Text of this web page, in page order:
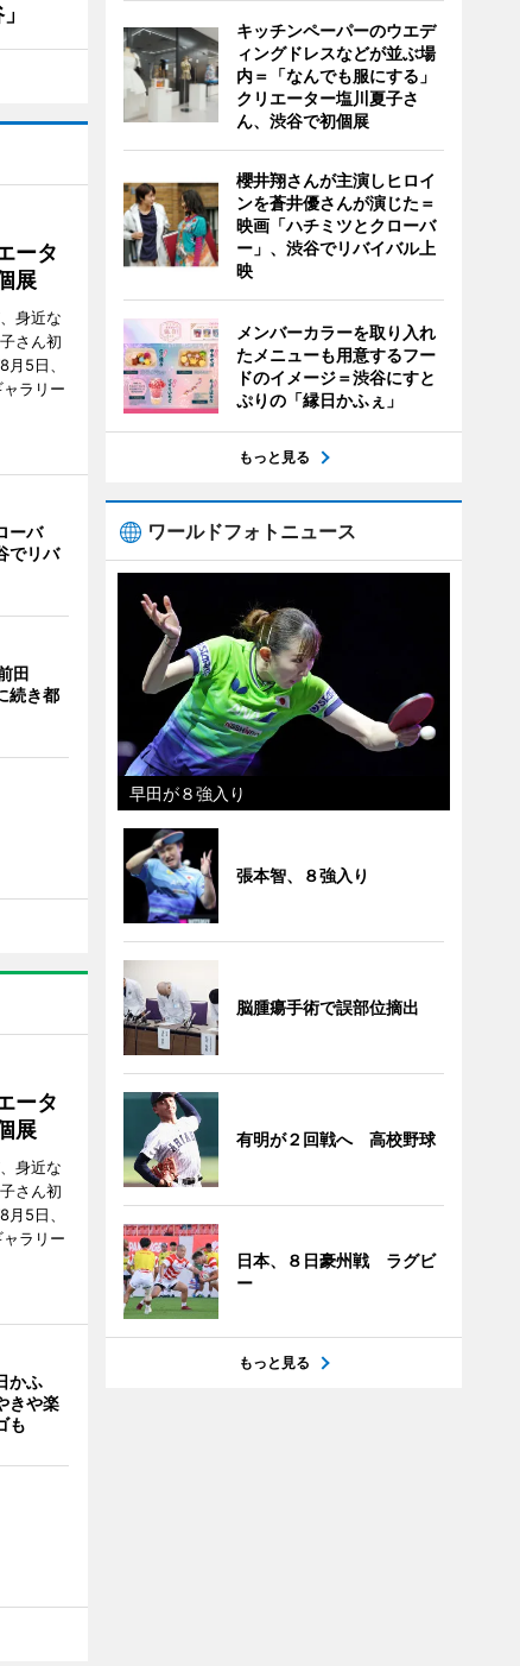
ータ
展
身近な
さん初
5日、
ラリー
ーバ
でリバ
田
続き都
ータ
展
身近な
さん初
5日、
ラリー
かふ
きや楽
も
キッチンペーパーのウエデ
ィングドレスなどが並ぶ場
内＝「なんでも服にする」
クリエーター塩川夏子さ
ん、渋谷で初個展
櫻井翔さんが主演しヒロイ
ンを蒼井優さんが演じた＝
映画「ハチミツとクローバ
ー」、渋谷でリバイバル上
映
メンバーカラーを取り入れ
たメニューも用意するフー
ドのイメージ＝渋谷にすと
ぷりの「縁日かふぇ」
もっと見る
ワールドフォトニュース
早田が８強入り
張本智、８強入り
脳腫瘍手術で誤部位摘出
有明が２回戦へ 高校野球
日本、８日豪州戦 ラグビ
ー
もっと見る